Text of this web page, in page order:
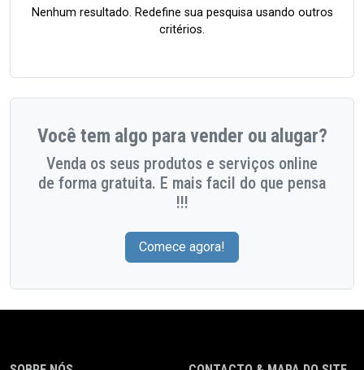
Nenhum resultado. Redefine sua pesquisa usando outros
critérios.
Você tem algo para vender ou alugar?
Venda os seus produtos e serviços online
de forma gratuita. E mais facil do que pensa
!!!
Comece agora!